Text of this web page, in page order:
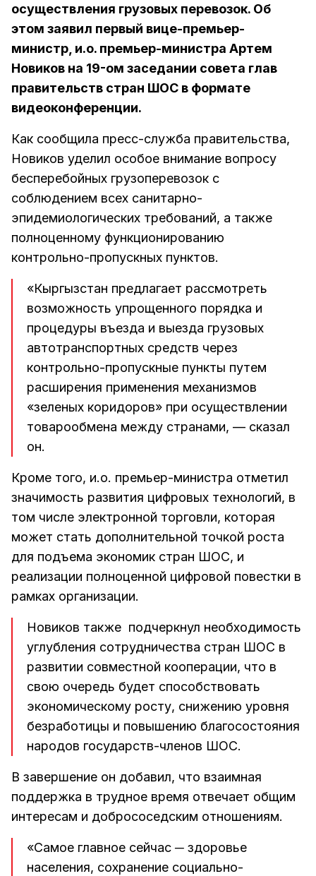
осуществления грузовых перевозок. Об
этом заявил первый вице-премьер-
министр, и.о. премьер-министра Артем
Новиков на 19-ом заседании совета глав
правительств стран ШОС в формате
видеоконференции.
Как сообщила пресс-служба правительства,
Новиков уделил особое внимание вопросу
бесперебойных грузоперевозок с
соблюдением всех санитарно-
эпидемиологических требований, а также
полноценному функционированию
контрольно-пропускных пунктов.
«Кыргызстан предлагает рассмотреть
возможность упрощенного порядка и
процедуры въезда и выезда грузовых
автотранспортных средств через
контрольно-пропускные пункты путем
расширения применения механизмов
«зеленых коридоров» при осуществлении
товарообмена между странами, — сказал
он.
Кроме того, и.о. премьер-министра отметил
значимость развития цифровых технологий, в
том числе электронной торговли, которая
может стать дополнительной точкой роста
для подъема экономик стран ШОС, и
реализации полноценной цифровой повестки в
рамках организации.
Новиков также подчеркнул необходимость
углубления сотрудничества стран ШОС в
развитии совместной кооперации, что в
свою очередь будет способствовать
экономическому росту, снижению уровня
безработицы и повышению благосостояния
народов государств-членов ШОС.
В завершение он добавил, что взаимная
поддержка в трудное время отвечает общим
интересам и добрососедским отношениям.
«Самое главное сейчас ─ здоровье
населения, сохранение социально-